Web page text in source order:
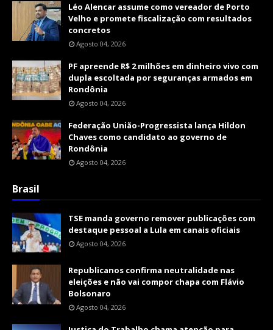
Léo Alencar assume como vereador de Porto
Velho e promete fiscalização com resultados
concretos
Agosto 04, 2026
PF apreende R$ 2 milhões em dinheiro vivo com
dupla escoltada por seguranças armados em
Rondônia
Agosto 04, 2026
Federação União-Progressista lança Hildon
Chaves como candidato ao governo de
Rondônia
Agosto 04, 2026
Brasil
TSE manda governo remover publicações com
destaque pessoal a Lula em canais oficiais
Agosto 04, 2026
Republicanos confirma neutralidade nas
eleições e não vai compor chapa com Flávio
Bolsonaro
Agosto 04, 2026